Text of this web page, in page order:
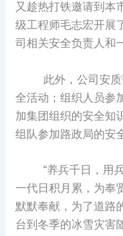
又趁热打铁邀请到本
级工程师毛志宏开展
司相关安全负责人和
此外，公司安
全活动；组织人员参
加集团组织的安全知
组队参加路政局的安
“养兵千日，用
一代日积月累，为奉
默默奉献，为了道路
台到冬季的冰雪灾害